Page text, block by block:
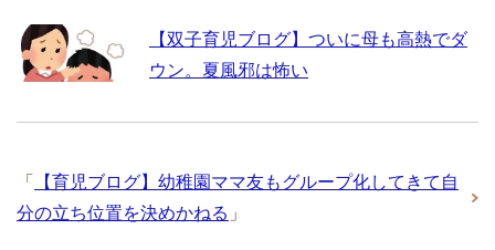
【双子育児ブログ】ついに母も高熱でダ
ウン。夏風邪は怖い
「
【育児ブログ】幼稚園ママ友もグループ化してきて自
分の立ち位置を決めかねる 」